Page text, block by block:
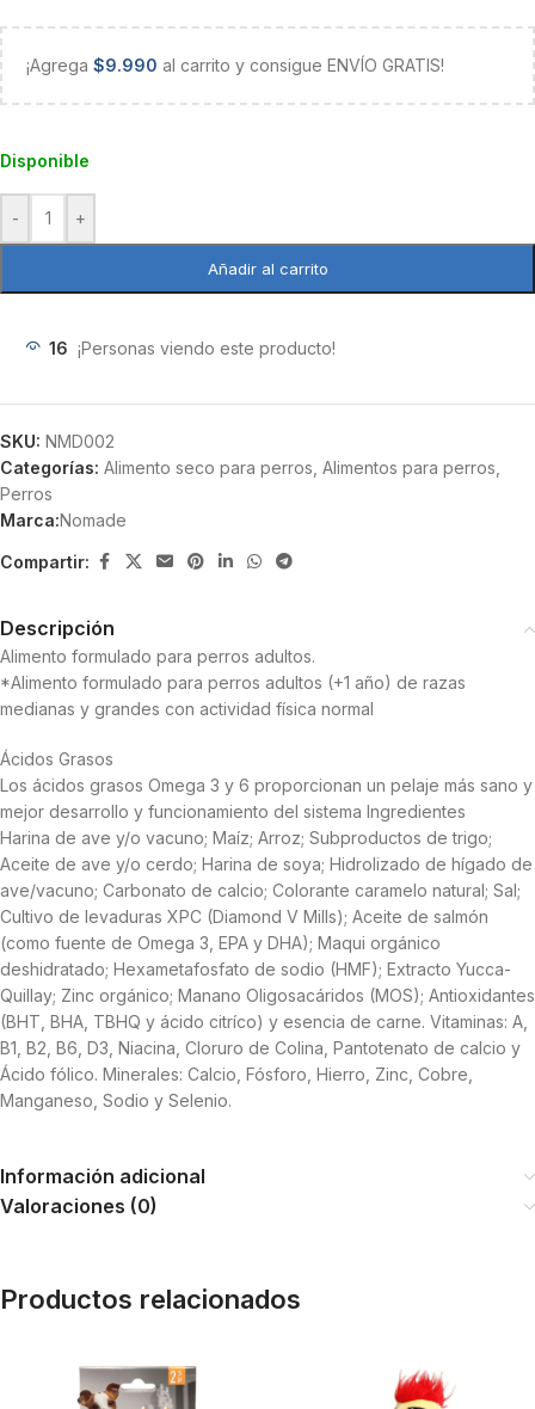
¡Agrega $9.990 al carrito y consigue ENVÍO GRATIS!
Disponible
- +
Añadir al carrito
16 ¡Personas viendo este producto!
SKU: NMD002
Categorías: Alimento seco para perros Alimentos para perros
Perros
Marca:Nomade
Compartir:
Descripción
Alimento formulado para perros adultos.
*Alimento formulado para perros adultos (+1 año) de razas
medianas y grandes con actividad física normal
Ácidos Grasos
Los ácidos grasos Omega 3 y 6 proporcionan un pelaje más sano y
mejor desarrollo y funcionamiento del sistema Ingredientes
Harina de ave y/o vacuno; Maíz; Arroz; Subproductos de trigo;
Aceite de ave y/o cerdo; Harina de soya; Hidrolizado de hígado de
ave/vacuno; Carbonato de calcio; Colorante caramelo natural; Sal;
Cultivo de levaduras XPC (Diamond V Mills); Aceite de salmón
(como fuente de Omega 3, EPA y DHA); Maqui orgánico
deshidratado; Hexametafosfato de sodio (HMF); Extracto Yucca-
Quillay; Zinc orgánico; Manano Oligosacáridos (MOS); Antioxidantes
(BHT, BHA, TBHQ y ácido citríco) y esencia de carne. Vitaminas: A,
B1, B2, B6, D3, Niacina, Cloruro de Colina, Pantotenato de calcio y
Ácido fólico. Minerales: Calcio, Fósforo, Hierro, Zinc, Cobre,
Manganeso, Sodio y Selenio.
Información adicional
Valoraciones (0)
Productos relacionados